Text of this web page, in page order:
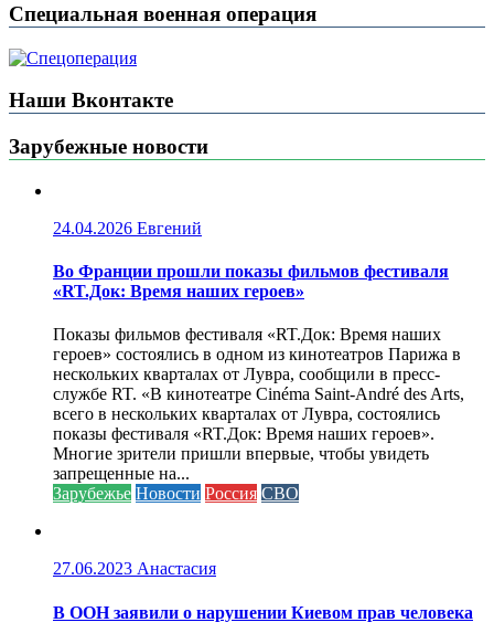
Специальная военная операция
Наши Вконтакте
Зарубежные новости
24.04.2026 Евгений
Во Франции прошли показы фильмов фестиваля
«RT.Док: Время наших героев»
Показы фильмов фестиваля «RT.Док: Время наших
героев» состоялись в одном из кинотеатров Парижа в
нескольких кварталах от Лувра, сообщили в пресс-
службе RT. «В кинотеатре Cinéma Saint-André des Arts,
всего в нескольких кварталах от Лувра, состоялись
показы фестиваля «RT.Док: Время наших героев».
Многие зрители пришли впервые, чтобы увидеть
запрещенные на...
Зарубежье Новости Россия СВО
27.06.2023 Анастасия
В ООН заявили о нарушении Киевом прав человека